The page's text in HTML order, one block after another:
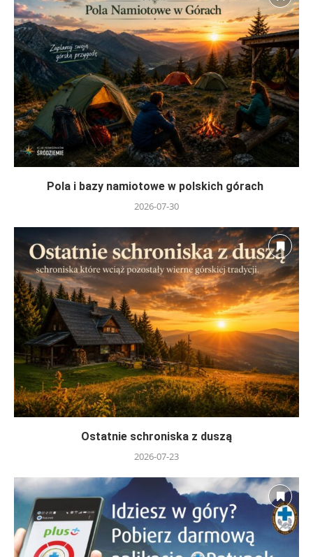
Pola i bazy namiotowe w polskich górach
2026-07-30
Ostatnie schroniska z duszą
2026-07-23